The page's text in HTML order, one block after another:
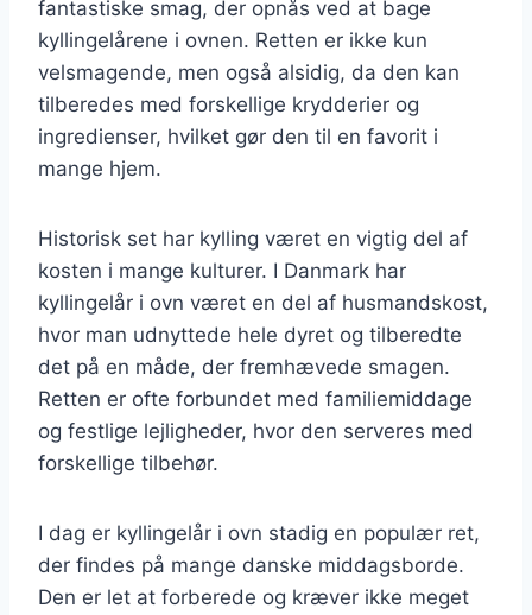
fantastiske smag, der opnås ved at bage
kyllingelårene i ovnen. Retten er ikke kun
velsmagende, men også alsidig, da den kan
tilberedes med forskellige krydderier og
ingredienser, hvilket gør den til en favorit i
mange hjem.
Historisk set har kylling været en vigtig del af
kosten i mange kulturer. I Danmark har
kyllingelår i ovn været en del af husmandskost,
hvor man udnyttede hele dyret og tilberedte
det på en måde, der fremhævede smagen.
Retten er ofte forbundet med familiemiddage
og festlige lejligheder, hvor den serveres med
forskellige tilbehør.
I dag er kyllingelår i ovn stadig en populær ret,
der findes på mange danske middagsborde.
Den er let at forberede og kræver ikke meget